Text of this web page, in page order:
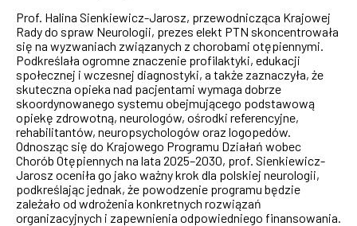
Prof. Halina Sienkiewicz-Jarosz, przewodnicząca Krajowej
Rady do spraw Neurologii, prezes elekt PTN skoncentrowała
się na wyzwaniach związanych z chorobami otępiennymi.
Podkreślała ogromne znaczenie profilaktyki, edukacji
społecznej i wczesnej diagnostyki, a także zaznaczyła, że
skuteczna opieka nad pacjentami wymaga dobrze
skoordynowanego systemu obejmującego podstawową
opiekę zdrowotną, neurologów, ośrodki referencyjne,
rehabilitantów, neuropsychologów oraz logopedów.
Odnosząc się do Krajowego Programu Działań wobec
Chorób Otępiennych na lata 2025–2030, prof. Sienkiewicz-
Jarosz oceniła go jako ważny krok dla polskiej neurologii,
podkreślając jednak, że powodzenie programu będzie
zależało od wdrożenia konkretnych rozwiązań
organizacyjnych i zapewnienia odpowiedniego finansowania.